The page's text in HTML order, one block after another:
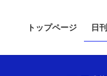
トップページ 日